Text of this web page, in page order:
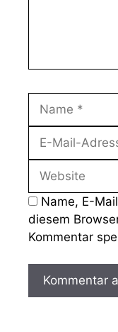
Mail-
Adresse
Name, E-
diesem
Kommentar